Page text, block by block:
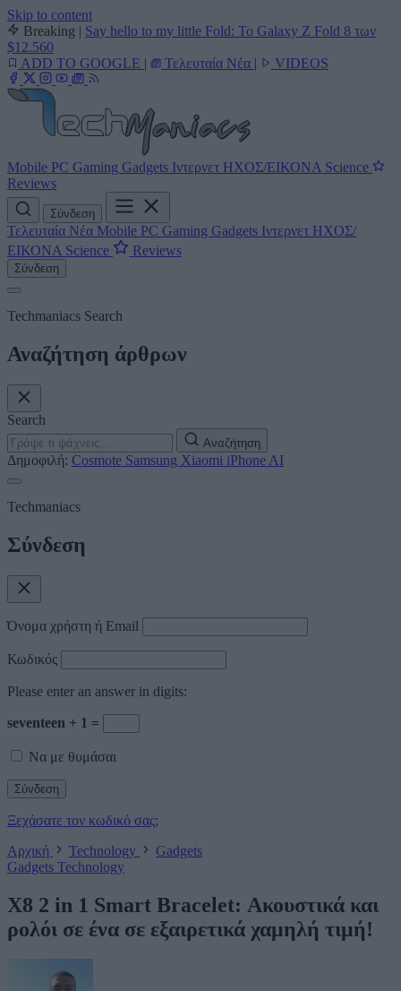
Skip to content
Breaking | Say hello to my little Fold: Το Galaxy Z Fold 8 των
$12.560
ADD TO GOOGLE | Τελευταία Νέα | VIDEOS
Mobile PC Gaming Gadgets Ιντερνετ ΗΧΟΣ/ΕΙΚΟΝΑ Science
Reviews
Σύνδεση
Τελευταία Νέα Mobile PC Gaming Gadgets Ιντερνετ ΗΧΟΣ/
ΕΙΚΟΝΑ Science Reviews
Σύνδεση
Techmaniacs Search
Αναζήτηση άρθρων
Search
Αναζήτηση
Δημοφιλή: Cosmote Samsung Xiaomi iPhone AI
Techmaniacs
Σύνδεση
Όνομα χρήστη ή Email
Κωδικός
Please enter an answer in digits:
seventeen + 1 =
Να με θυμάσαι
Ξεχάσατε τον κωδικό σας;
Αρχική
Technology
Gadgets
Gadgets Technology
X8 2 in 1 Smart Bracelet: Ακουστικά και
ρολόι σε ένα σε εξαιρετικά χαμηλή τιμή!